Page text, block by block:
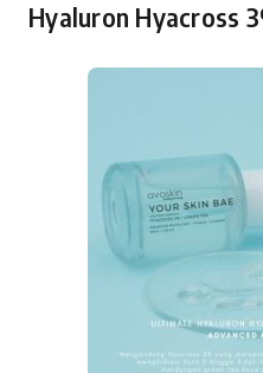
Hyaluron Hyacross